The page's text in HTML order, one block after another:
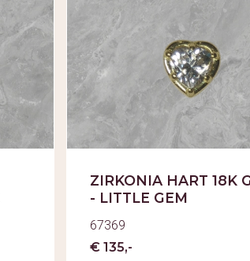
ZIRKONIA HART 18K
- LITTLE GEM
67369
€ 135,-